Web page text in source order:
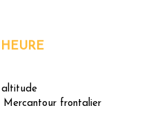
HEURE
altitude
Mercantour frontalier